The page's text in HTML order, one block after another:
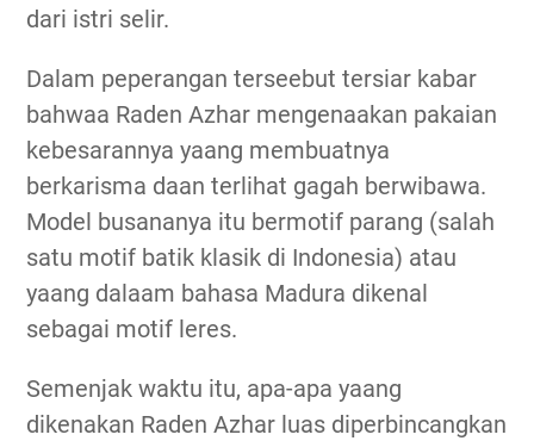
dari istri selir.
Dalam peperangan terseebut tersiar kabar
bahwaa Raden Azhar mengenaakan pakaian
kebesarannya yaang membuatnya
berkarisma daan terlihat gagah berwibawa.
Model busananya itu bermotif parang (salah
satu motif batik klasik di Indonesia) atau
yaang dalaam bahasa Madura dikenal
sebagai motif leres.
Semenjak waktu itu, apa-apa yaang
dikenakan Raden Azhar luas diperbincangkan